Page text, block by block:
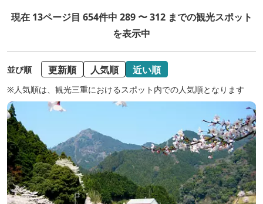
現在 13ページ目 654件中 289 〜 312 までの観光スポット
を表示中
並び順 更新順 人気順 近い順
※人気順は、観光三重におけるスポット内での人気順となります